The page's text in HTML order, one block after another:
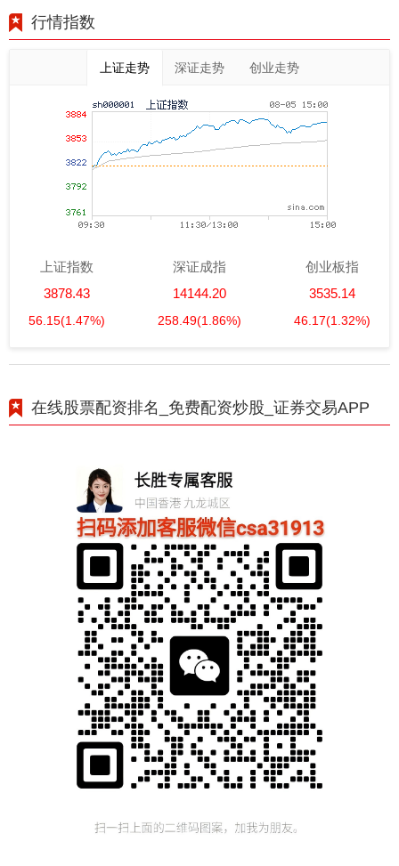
行情指数
上证走势 深证走势 创业走势
上证指数
3878.43
56.15(1.47%)
深证成指
14144.20
258.49(1.86%)
创业板指
3535.14
46.17(1.32%)
在线股票配资排名_免费配资炒股_证券交易APP